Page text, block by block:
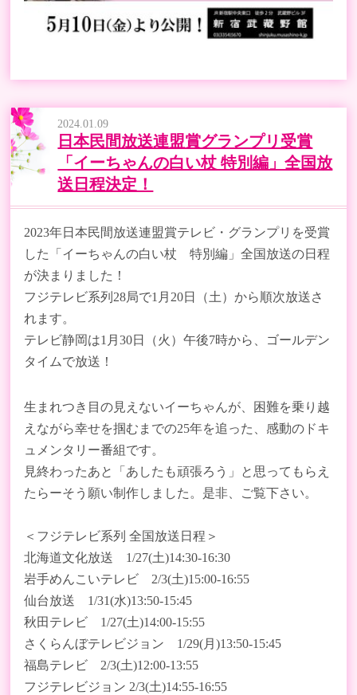
2024.01.09
日本民間放送連盟賞グランプリ受賞
「イーちゃんの白い杖 特別編」全国放
送日程決定！
2023年日本民間放送連盟賞テレビ・グランプリを受賞
した「イーちゃんの白い杖 特別編」全国放送の日程
が決まりました！
フジテレビ系列28局で1月20日（土）から順次放送さ
れます。
テレビ静岡は1月30日（火）午後7時から、ゴールデン
タイムで放送！
生まれつき目の見えないイーちゃんが、困難を乗り越
えながら幸せを掴むまでの25年を追った、感動のドキ
ュメンタリー番組です。
見終わったあと「あしたも頑張ろう」と思ってもらえ
たらーそう願い制作しました。是非、ご覧下さい。
＜フジテレビ系列 全国放送日程＞
北海道文化放送 1/27(土)14:30-16:30
岩手めんこいテレビ 2/3(土)15:00-16:55
仙台放送 1/31(水)13:50-15:45
秋田テレビ 1/27(土)14:00-15:55
さくらんぼテレビジョン 1/29(月)13:50-15:45
福島テレビ 2/3(土)12:00-13:55
フジテレビジョン 2/3(土)14:55-16:55